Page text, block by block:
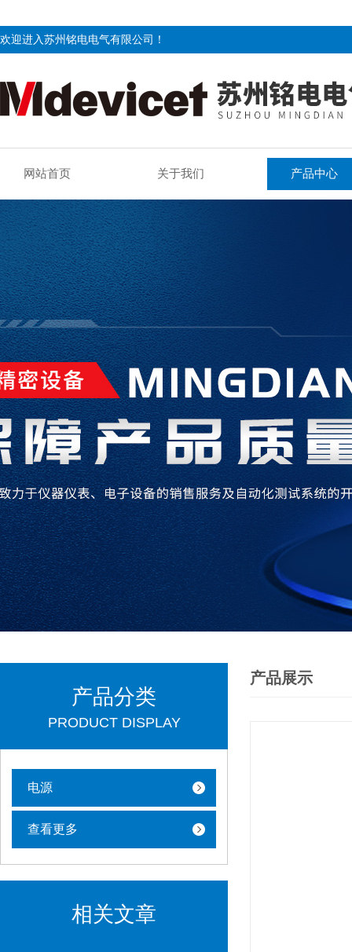
欢迎进入苏州铭电电气有限公司！
网站首页 关于我们 产品中心
产品分类
PRODUCT DISPLAY
电源
查看更多
相关文章
产品展示